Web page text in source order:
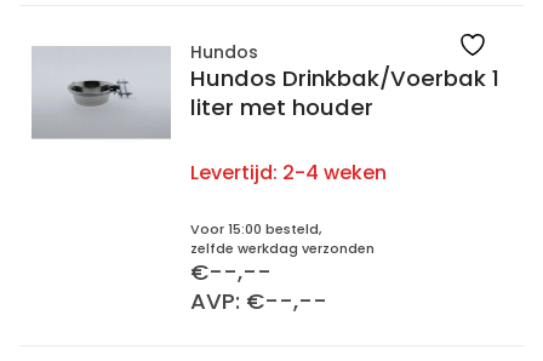
Hundos
Hundos Drinkbak/Voerbak 1
liter met houder
Levertijd: 2-4 weken
Voor 15:00 besteld,
zelfde werkdag verzonden
€--,--
AVP: €--,--